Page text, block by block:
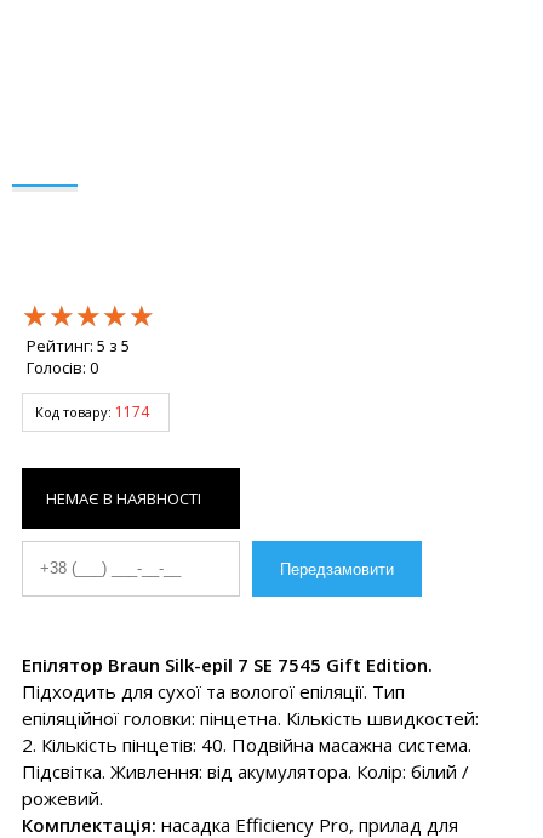
★★★★★
★★★★★
★★★★★
Рейтинг: 5 з 5
Голосів: 0
Код товару: 1174
НЕМАЄ В НАЯВНОСТІ
Епілятор Braun Silk-epil 7 SE 7545 Gift Edition.
Підходить для сухої та вологої епіляції. Тип
епіляційної головки: пінцетна. Кількість швидкостей:
2. Кількість пінцетів: 40. Подвійна масажна система.
Підсвітка. Живлення: від акумулятора. Колір: білий /
рожевий.
Комплектація: насадка Efficiency Pro, прилад для